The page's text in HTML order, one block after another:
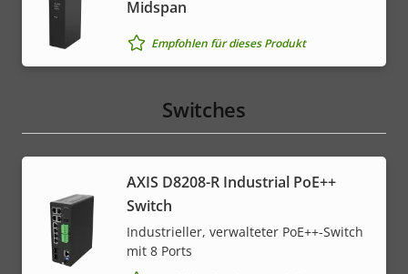
Midspan
Empfohlen für dieses Produkt
Switches
AXIS D8208-R Industrial PoE++
Switch
Industrieller, verwalteter PoE++-Switch
mit 8 Ports